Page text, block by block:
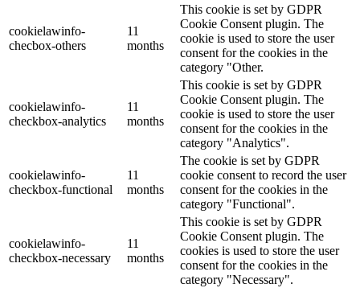
cookielawinfo-
checbox-others
11
months
This cookie is set by GDPR
Cookie Consent plugin. The
cookie is used to store the user
consent for the cookies in the
category "Other.
cookielawinfo-
checkbox-analytics
11
months
This cookie is set by GDPR
Cookie Consent plugin. The
cookie is used to store the user
consent for the cookies in the
category "Analytics".
cookielawinfo-
checkbox-functional
11
months
The cookie is set by GDPR
cookie consent to record the user
consent for the cookies in the
category "Functional".
cookielawinfo-
checkbox-necessary
11
months
This cookie is set by GDPR
Cookie Consent plugin. The
cookies is used to store the user
consent for the cookies in the
category "Necessary".